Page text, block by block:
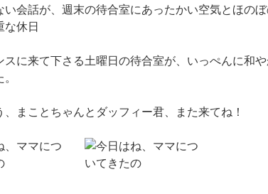
い会話が、週末の待合室にあったかい空気とほの
な休日
スに来て下さる土曜日の待合室が、いっぺんに和
、まことちゃんとダッフィー君、また来てね！